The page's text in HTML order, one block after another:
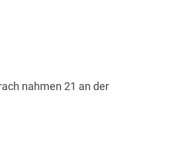
nahmen 21 an der